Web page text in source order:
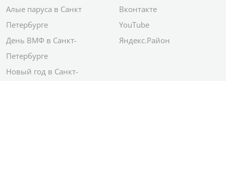
Алые паруса в Санкт
Петербурге
День ВМФ в Санкт-
Петербурге
Новый год в Санкт-
Вконтакте
YouTube
Яндекс.Район